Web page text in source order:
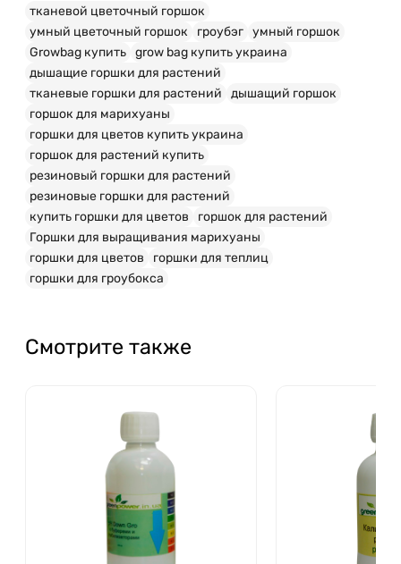
тканевой цветочный горшок
умный цветочный горшок
гроубэг умный горшок
Growbag купить grow bag купить украина
дышащие горшки для растений
тканевые горшки для растений
дышащий горшок
горшок для марихуаны
горшки для цветов купить украина
горшок для растений купить
резиновый горшки для растений
резиновые горшки для растений
купить горшки для цветов
горшок для растений
Горшки для выращивания марихуаны
горшки для цветов
горшки для теплиц
горшки для гроубокса
Смотрите также